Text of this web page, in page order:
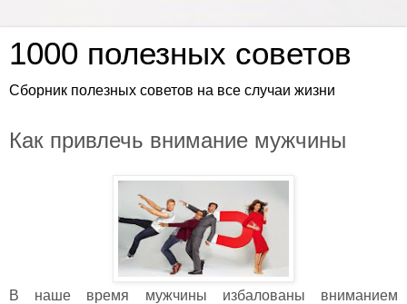
1000 полезных советов
Сборник полезных советов на все случаи жизни
Как привлечь внимание мужчины
В наше время мужчины избалованы вниманием